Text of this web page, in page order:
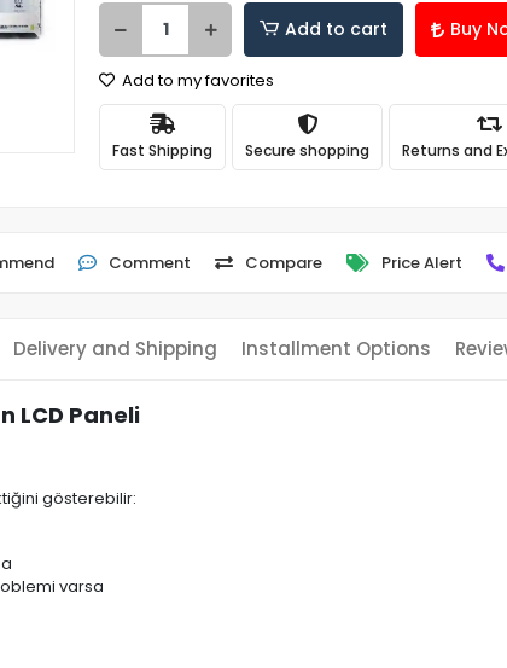
Add to cart Buy
Add to my favorites
Fast Shipping Secure shopping Returns and
Comment Compare Price Alert
Delivery and Shipping Installment Options
LCD Paneli
gösterebilir:
varsa